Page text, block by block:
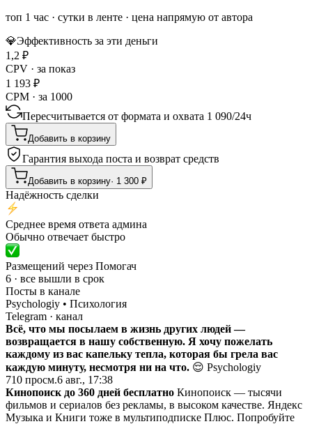
топ 1 час · сутки в ленте · цена напрямую от автора
💎Эффективность за эти деньги
1,2 ₽
CPV · за показ
1 193 ₽
CPM · за 1000
Пересчитывается от формата и охвата 1 090/24ч
Добавить в корзину
Гарантия выхода поста и возврат средств
Добавить в корзину· 1 300 ₽
Надёжность сделки
Среднее время ответа админа
Обычно отвечает быстро
Размещений через Помогач
6 · все вышли в срок
Посты в канале
Psychologiy • Психология
Telegram · канал
Всё, что мы посылаем в жизнь других людей —
возвращается в нашу собственную. Я хочу пожелать
каждому из вас капельку тепла, которая бы грела вас
каждую минуту, несмотря ни на что. 😌 Psychologiy
710 просм.6 авг., 17:38
Кинопоиск до 360 дней бесплатно Кинопоиск — тысячи
фильмов и сериалов без рекламы, в высоком качестве. Яндекс
Музыка и Книги тоже в мультиподписке Плюс. Попробуйте